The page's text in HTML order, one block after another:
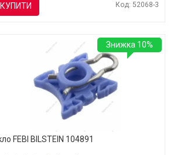
КУПИТИ Код: 52068-3
FEBI BILSTEIN 104891
Знижка 10%